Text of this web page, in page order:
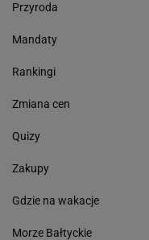
Przyroda
Mandaty
Rankingi
Zmiana cen
Quizy
Zakupy
Gdzie na wakacje
Morze Bałtyckie